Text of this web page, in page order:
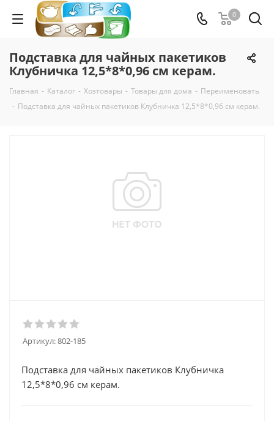
0
Подставка для чайных пакетиков
Клубничка 12,5*8*0,96 см керам.
Главная - Каталог - Хозтовары - Товары для дома - Переименовать
- Подставка для чайных пакетиков Клубничка 12,5*8*0,96 см керам.
Артикул:802-185
Подставка для чайных пакетиков Клубничка
12,5*8*0,96 см керам.